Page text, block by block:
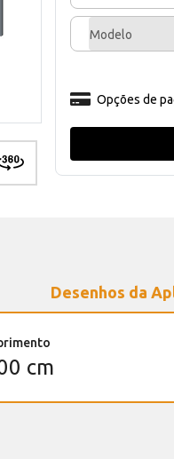
Modelo
Opções de
Desenhos da
cm